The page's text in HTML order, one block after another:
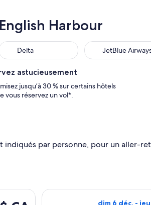
Harbour
Delta
Delta JetBlue
JetBlue Airways
astucieusement
jusqu’à 30 % sur certains hôtels
vous réservez un vol*.
par personne, pour un aller-
un départ le sam 22 août et un
dim 6 déc. -
Sélectionner